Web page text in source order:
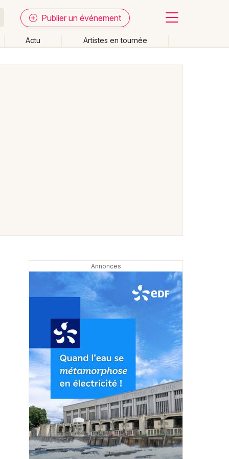
Publier un événement
Actu Artistes en tournée